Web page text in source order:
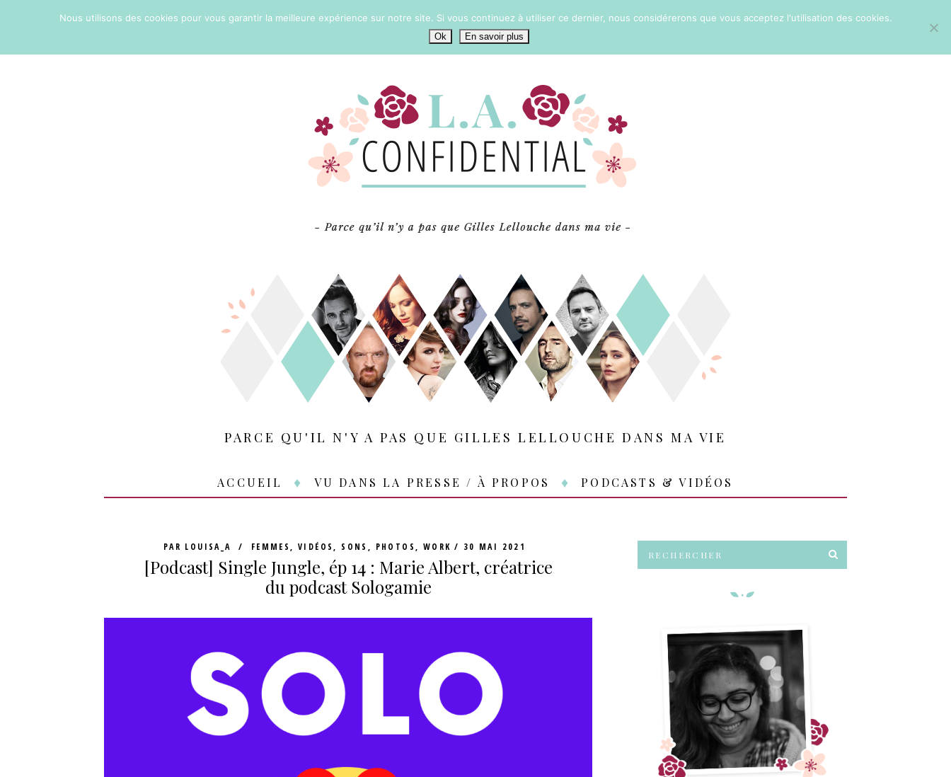
PARCE QU'IL N'Y A PAS QUE GILLES LELLOUCHE DANS MA VIE
ACCUEIL VU DANS LA PRESSE / À PROPOS PODCASTS & VIDÉOS
PAR LOUISA_A FEMMES, VIDÉOS, SONS, PHOTOS, WORK 30 MAI 2021
[Podcast] Single Jungle, ép 14 : Marie Albert, créatrice
du podcast Sologamie
Nous utilisons des cookies pour vous garantir la meilleure expérience sur notre site. Si vous continuez à utiliser ce dernier, nous considérerons que vous acceptez l'utilisation des cookies.
Ok En savoir plus